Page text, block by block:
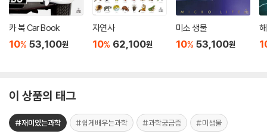
카 북 Car Book
10% 53,100원
자연사
10% 62,100원
미소 생물
10% 53,100원
이 상품의 태그
#재미있는과학 #쉽게배우는과학 #과학궁금증 #미생물